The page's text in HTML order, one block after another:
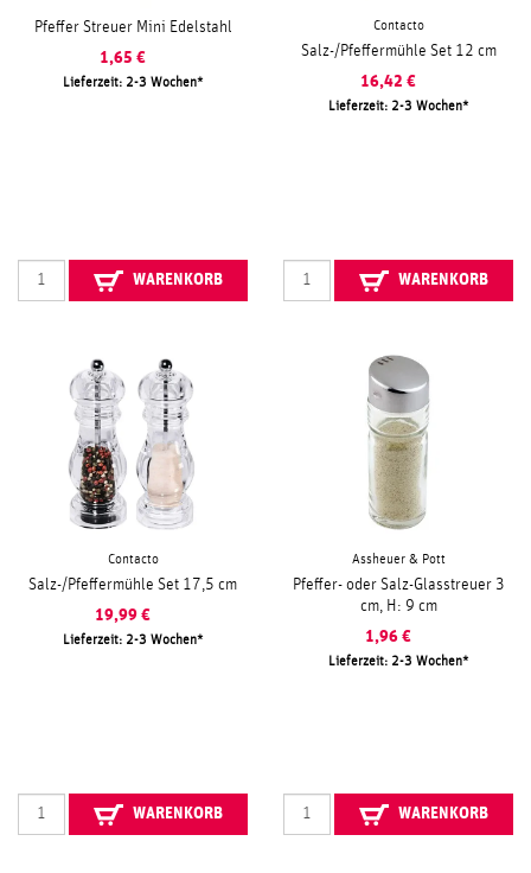
Pfeffer Streuer Mini Edelstahl
1,65 €
Lieferzeit: 2-3 Wochen
WARENKORB
Contacto
Salz-/Pfeffermühle Set 12 cm
16,42 €
Lieferzeit: 2-3 Wochen
WARENKORB
Contacto
Salz-/Pfeffermühle Set 17,5 cm
19,99 €
Lieferzeit: 2-3 Wochen
WARENKORB
Assheuer & Pott
Pfeffer- oder Salz-Glasstreuer 3
cm, H: 9 cm
1,96 €
Lieferzeit: 2-3 Wochen
WARENKORB